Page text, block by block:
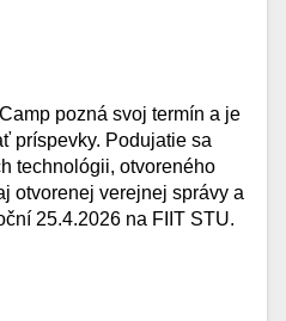
pozná svoj termín a je
príspevky. Podujatie sa
technológii, otvoreného
otvorenej verejnej správy a
25.4.2026 na FIIT STU.